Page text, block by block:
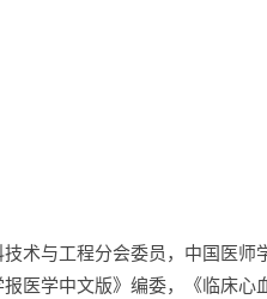
术与工程分会委员，中国医师
医学中文版》编委，《临床心